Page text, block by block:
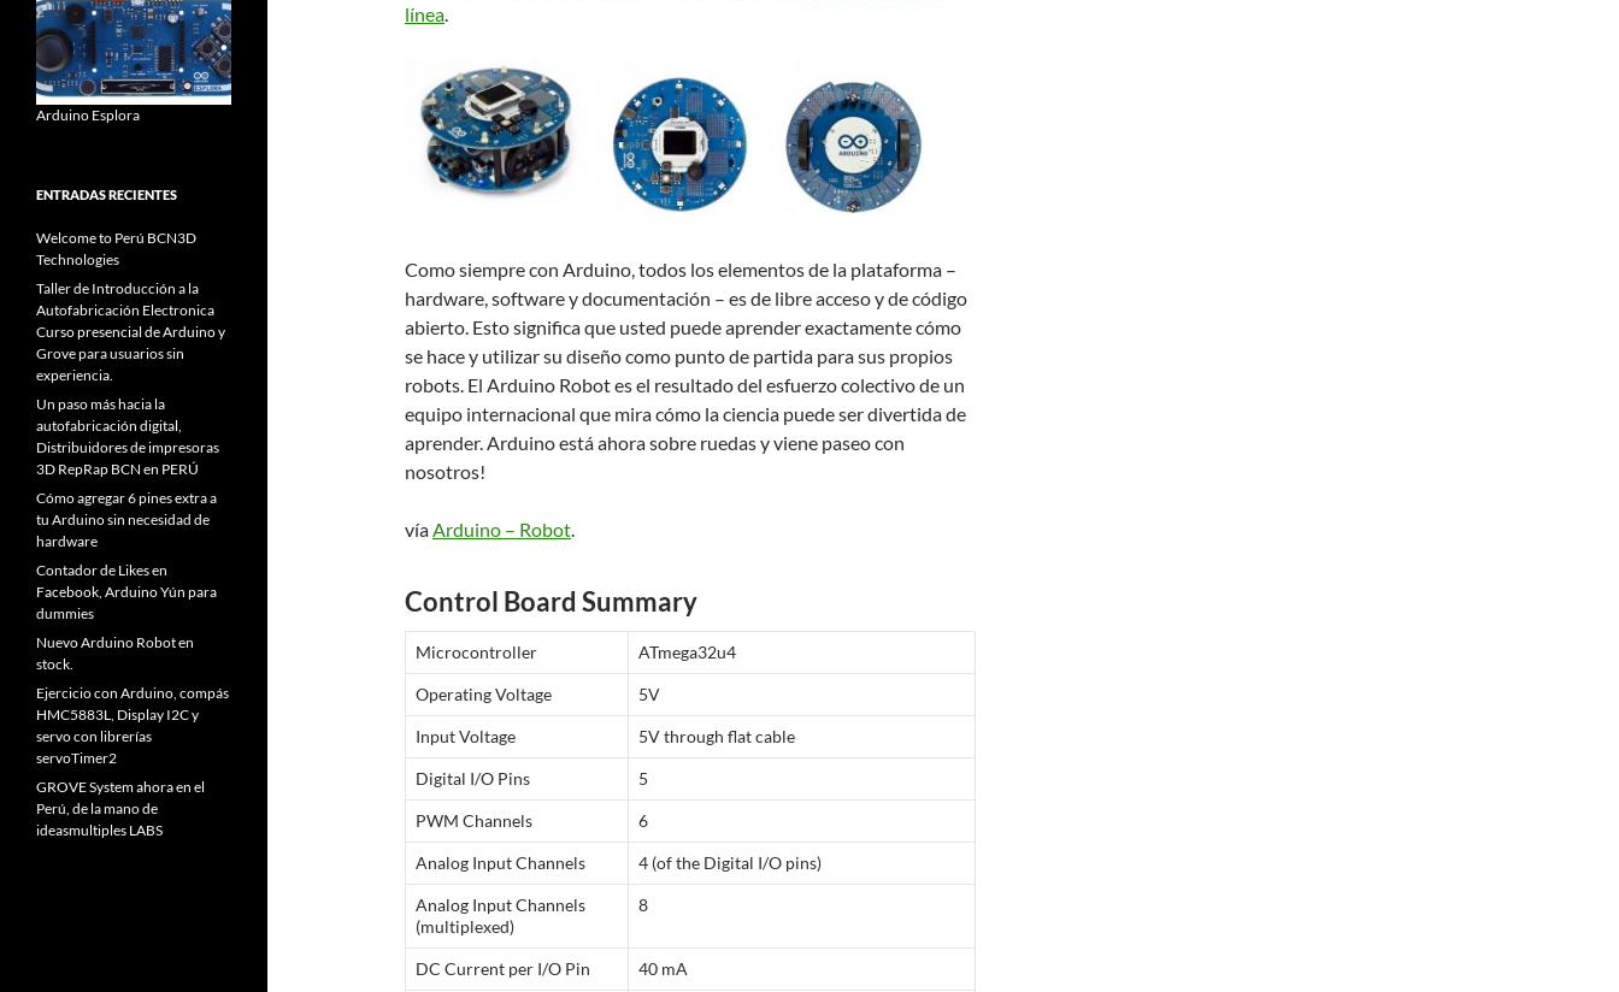
línea
Como siempre con Arduino, todos los elementos de la plataforma –
hardware, software y documentación – es de libre acceso y de código
abierto. Esto significa que usted puede aprender exactamente cómo
se hace y utilizar su diseño como punto de partida para sus propios
robots. El Arduino Robot es el resultado del esfuerzo colectivo de un
equipo internacional que mira cómo la ciencia puede ser divertida de
aprender. Arduino está ahora sobre ruedas y viene paseo con
nosotros!
vía Arduino – Robot
Control Board Summary
Microcontroller ATmega32u4
Operating Voltage 5V
Input Voltage 5V through flat cable
Digital I/O Pins 5
PWM Channels 6
Analog Input Channels 4 (of the Digital I/O pins)
Analog Input Channels
(multiplexed)
8
DC Current per I/O Pin 40 mA
Arduino Esplora
ENTRADAS RECIENTES
Welcome to Perú BCN3D
Technologies
Taller de Introducción a la
Autofabricación Electronica
Curso presencial de Arduino y
Grove para usuarios sin
experiencia.
Un paso más hacia la
autofabricación digital,
Distribuidores de impresoras
3D RepRap BCN en PERÚ
Cómo agregar 6 pines extra a
tu Arduino sin necesidad de
hardware
Contador de Likes en
Facebook, Arduino Yún para
dummies
Nuevo Arduino Robot en
stock.
Ejercicio con Arduino, compás
HMC5883L, Display I2C y
servo con librerías
servoTimer2
GROVE System ahora en el
Perú, de la mano de
ideasmultiples LABS